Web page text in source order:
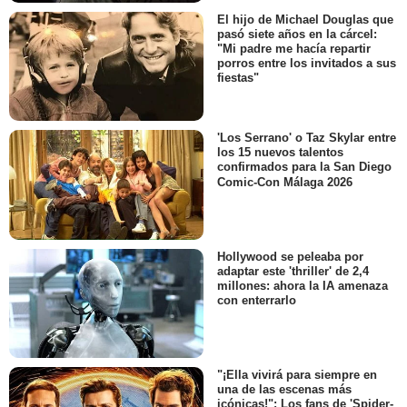
El hijo de Michael Douglas que
pasó siete años en la cárcel:
"Mi padre me hacía repartir
porros entre los invitados a sus
fiestas"
'Los Serrano' o Taz Skylar entre
los 15 nuevos talentos
confirmados para la San Diego
Comic-Con Málaga 2026
Hollywood se peleaba por
adaptar este 'thriller' de 2,4
millones: ahora la IA amenaza
con enterrarlo
"¡Ella vivirá para siempre en
una de las escenas más
icónicas!": Los fans de 'Spider-